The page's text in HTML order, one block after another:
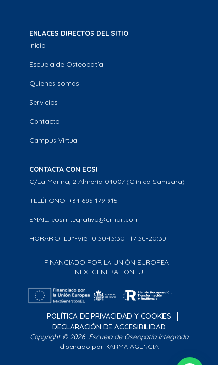
ENLACES DIRECTOS DEL SITIO
Inicio
Escuela de Osteopatía
Quienes somos
Servicios
Contacto
Campus Virtual
CONTACTA CON EOSI
C/La Marina, 2 Almería 04007 (Clínica Samsara)
TELÉFONO: +34 685 179 915
EMAIL: eosiintegrativo@gmail.com
HORARIO: Lun-Vie 10:30-13:30 | 17:30-20:30
FINANCIADO POR LA UNIÓN EUROPEA –
NEXTGENERATIONEU
POLÍTICA DE PRIVACIDAD Y COOKIES
DECLARACIÓN DE ACCESIBILIDAD
Copyright © 2026. Escuela de Oseopatía Integrada
diseñado por KARMA AGENCIA